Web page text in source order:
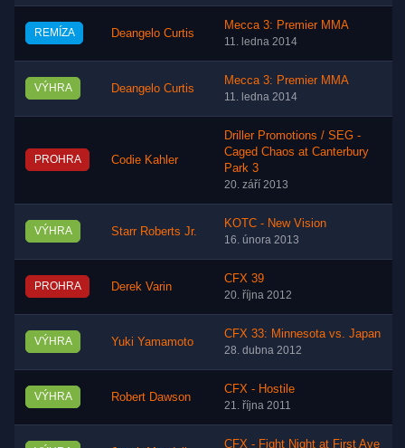
REMÍZA Deangelo Curtis
Mecca 3: Premier MMA
11. ledna 2014
VÝHRA Deangelo Curtis
Mecca 3: Premier MMA
11. ledna 2014
PROHRA Codie Kahler
Driller Promotions / SEG -
Caged Chaos at Canterbury
Park 3
20. září 2013
VÝHRA Starr Roberts Jr.
KOTC - New Vision
16. února 2013
PROHRA Derek Varin
CFX 39
20. října 2012
VÝHRA Yuki Yamamoto
CFX 33: Minnesota vs. Japan
28. dubna 2012
VÝHRA Robert Dawson
CFX - Hostile
21. října 2011
CFX - Fight Night at First Ave